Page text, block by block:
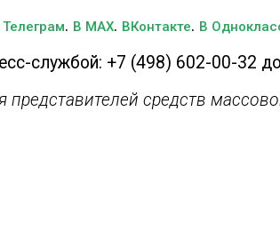
Телеграм. В MAX. ВКонтакте. В
службой: +7 (498) 602-00-32
представителей средств